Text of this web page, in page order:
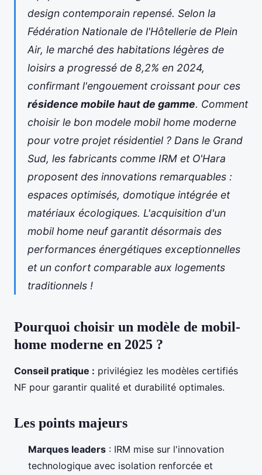
design contemporain repensé. Selon la
Fédération Nationale de l'Hôtellerie de Plein
Air, le marché des habitations légères de
loisirs a progressé de 8,2% en 2024,
confirmant l'engouement croissant pour ces
résidence mobile haut de gamme. Comment
choisir le bon modele mobil home moderne
pour votre projet résidentiel ? Dans le Grand
Sud, les fabricants comme IRM et O'Hara
proposent des innovations remarquables :
espaces optimisés, domotique intégrée et
matériaux écologiques. L'acquisition d'un
mobil home neufgarantit désormais des
performances énergétiques exceptionnelles
et un confort comparable aux logements
traditionnels !
Pourquoi choisir un modèle de mobil-
home moderne en 2025 ?
Conseil pratique : privilégiez les modèles certifiés
NF pour garantir qualité et durabilité optimales.
Les points majeurs
Marques leaders : IRM mise sur l'innovation
technologique avec isolation renforcée et